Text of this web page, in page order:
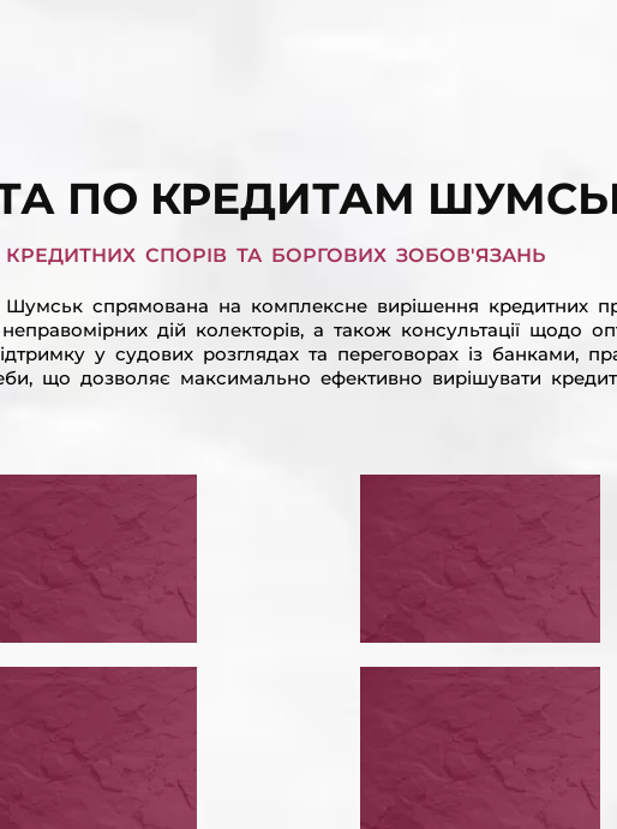
ПО КРЕДИТАМ
СПОРІВ ТА БОРГОВИХ ЗОБОВ'ЯЗАНЬ
спрямована на комплексне вирішення кредитних
неправомірних дій колекторів, а також консультації щодо
у судових розглядах та переговорах із банками,
що дозволяє максимально ефективно вирішувати
РЕСТРУКТУРИЗАЦІЮ
КРЕДИТНИЙ